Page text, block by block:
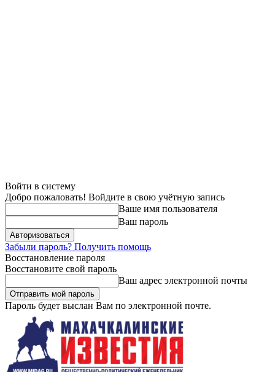
Войти в систему
Добро пожаловать! Войдите в свою учётную запись
Ваше имя пользователя
Ваш пароль
Забыли пароль? Получить помощь
Восстановление пароля
Восстановите свой пароль
Ваш адрес электронной почты
Пароль будет выслан Вам по электронной почте.